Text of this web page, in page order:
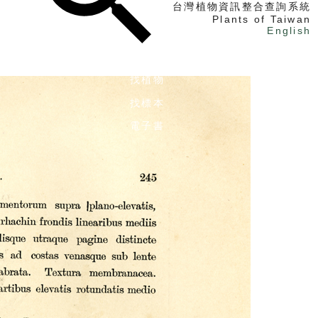
台灣植物資訊整合查詢系統
Plants of Taiwan
English
找植物
找標本
電子書